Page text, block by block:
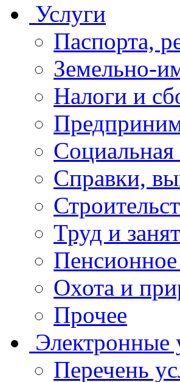
Услуги
Паспорта,
Земельно-
Налоги и
Социальная
Справки,
Труд и
Охота и
Прочее
Электронные
Перечень